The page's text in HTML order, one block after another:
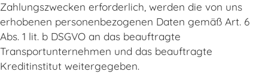
Zahlungszwecken erforderlich, werden die von uns
erhobenen personenbezogenen Daten gemäß Art. 6
Abs. 1 lit. b DSGVO an das beauftragte
Transportunternehmen und das beauftragte
Kreditinstitut weitergegeben.